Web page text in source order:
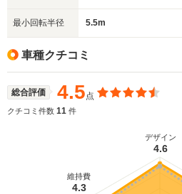
最小回転半径 5.5m
車種クチコミ
総合評価 4.5点
クチコミ件数 11 件
デザイン
4.6
維持費
4.3